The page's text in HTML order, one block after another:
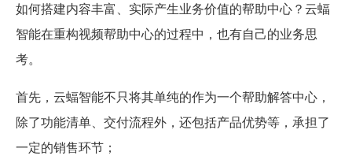
如何搭建内容丰富、实际产生业务价值的帮助中心？云蝠
智能在重构视频帮助中心的过程中，也有自己的业务思
考。
首先，云蝠智能不只将其单纯的作为一个帮助解答中心，
除了功能清单、交付流程外，还包括产品优势等，承担了
一定的销售环节；